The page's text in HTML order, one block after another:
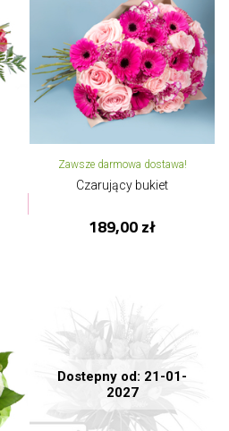
Zawsze darmowa dostawa!
Czarujący bukiet
189,00 zł
Dostepny od: 21-01-
2027